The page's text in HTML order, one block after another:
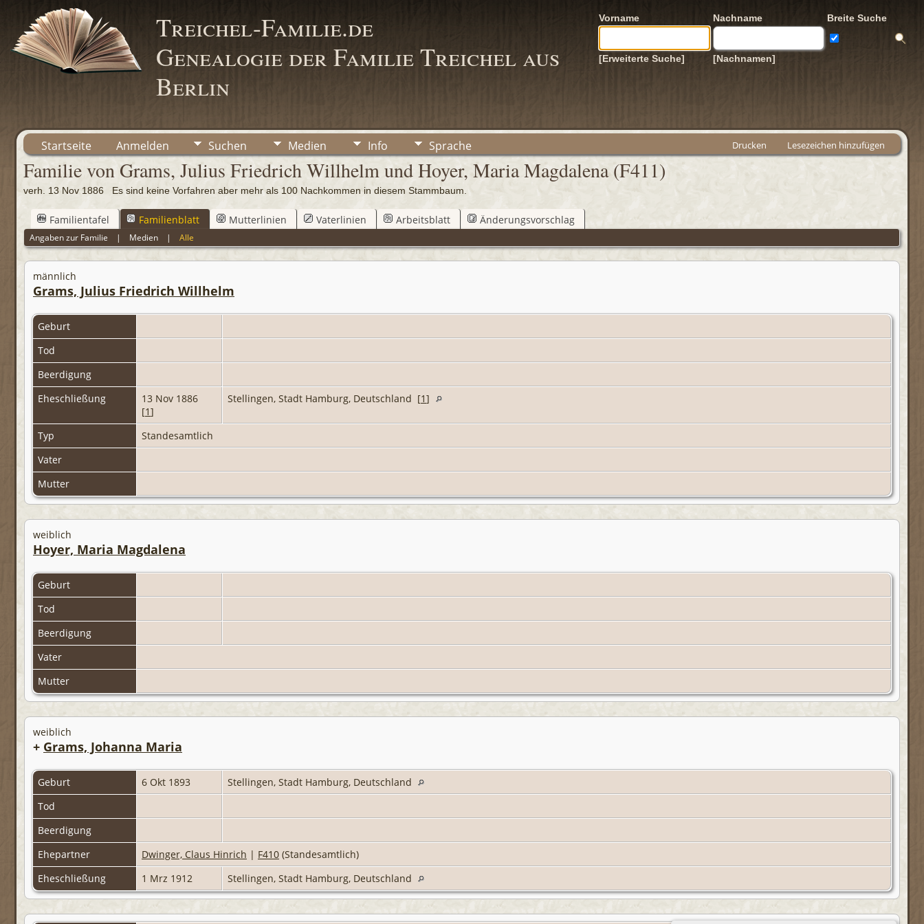
Treichel-Familie.de
Genealogie der Familie Treichel aus
Berlin
Vorname Nachname Breite Suche
[Erweiterte Suche] [Nachnamen]
Startseite Anmelden Suchen Medien Info Sprache Drucken Lesezeichen hinzufügen
Familie von Grams, Julius Friedrich Willhelm und Hoyer, Maria Magdalena (F411)
verh. 13 Nov 1886 Es sind keine Vorfahren aber mehr als 100 Nachkommen in diesem Stammbaum.
Familientafel Familienblatt Mutterlinien Vaterlinien Arbeitsblatt Änderungsvorschlag
Angaben zur Familie | Medien |Alle
männlich
Grams, Julius Friedrich Willhelm
Geburt
Tod
Beerdigung
Eheschließung
13 Nov 1886
[1]
Stellingen, Stadt Hamburg, Deutschland [1]
Typ
Standesamtlich
Vater
Mutter
weiblich
Hoyer, Maria Magdalena
Geburt
Tod
Beerdigung
Vater
Mutter
weiblich
+ Grams, Johanna Maria
Geburt 6 Okt 1893
Stellingen, Stadt Hamburg, Deutschland
Tod
Beerdigung
Ehepartner
Dwinger, Claus Hinrich | F410 (Standesamtlich)
Eheschließung
1 Mrz 1912 Stellingen, Stadt Hamburg, Deutschland